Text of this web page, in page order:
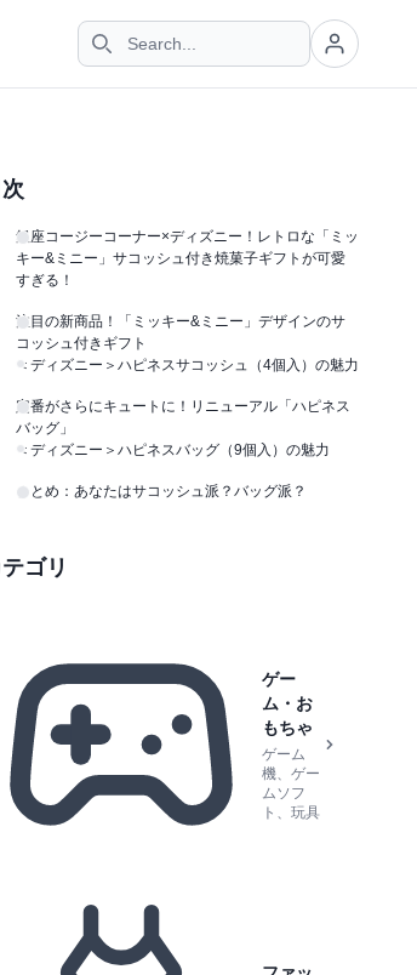
次
銀座コージーコーナー×ディズニー！レトロな「ミッ
キー&ミニー」サコッシュ付き焼菓子ギフトが可愛
すぎる！
注目の新商品！「ミッキー&ミニー」デザインのサ
コッシュ付きギフト
＜ディズニー＞ハピネスサコッシュ（4個入）の魅力
定番がさらにキュートに！リニューアル「ハピネス
バッグ」
＜ディズニー＞ハピネスバッグ（9個入）の魅力
まとめ：あなたはサコッシュ派？バッグ派？
ゴリ
ゲー
ム・お
もちゃ
ゲーム
機、ゲー
ムソフ
ト、玩具